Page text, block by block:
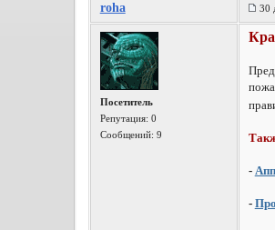
roha 30
Посетитель
Репутация: 0
Сообщений: 9
-
-